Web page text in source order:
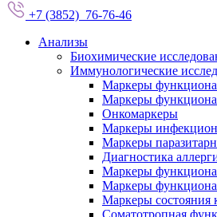
+7 (3852) 76-76-46
Анализы
Биохимические
Иммунологические
Маркеры
Маркеры
Онкомаркеры
Маркеры
Маркеры
Диагностика
Маркеры
Маркеры
Маркеры состояния
Соматотропная